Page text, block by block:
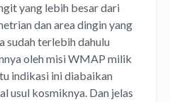
yang lebih besar dari
dan area dingin yang
sudah terlebih dahulu
oleh misi WMAP milik
indikasi ini diabaikan
usul kosmiknya. Dan jelas